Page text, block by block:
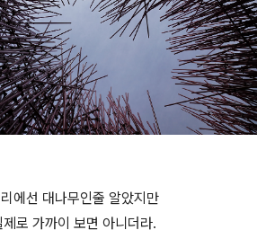
에선 대나무인줄 알았지만
제로 가까이 보면 아니더라.